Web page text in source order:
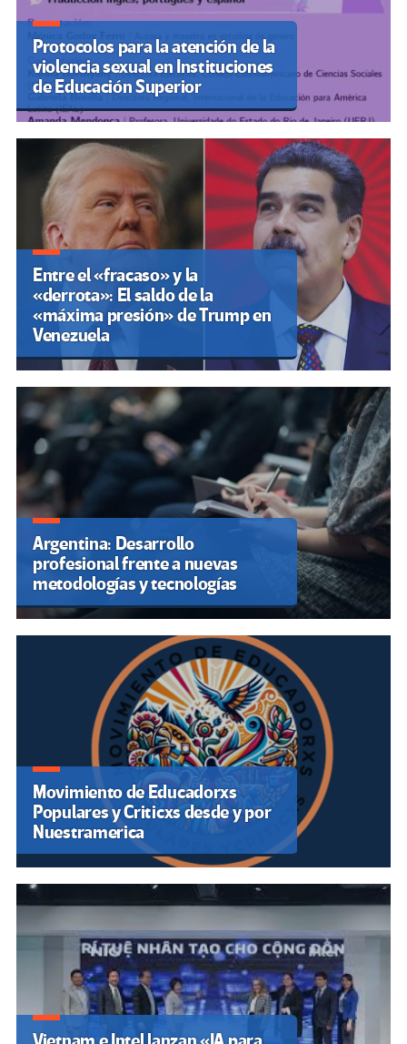
Protocolos para la atención de la
violencia sexual en Instituciones
de Educación Superior
Entre el «fracaso» y la
«derrota»: El saldo de la
«máxima presión» de Trump en
Venezuela
Argentina: Desarrollo
profesional frente a nuevas
metodologías y tecnologías
Movimiento de Educadorxs
Populares y Criticxs desde y por
Nuestramerica